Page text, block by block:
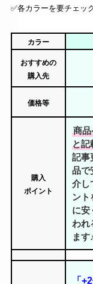
✅️各カラーを要チェッ
カラー
おすすめの
購入先
価格等
購入
ポイント
商品
と記
記事
品で
介し
ント
に安
われ
ます♪
「